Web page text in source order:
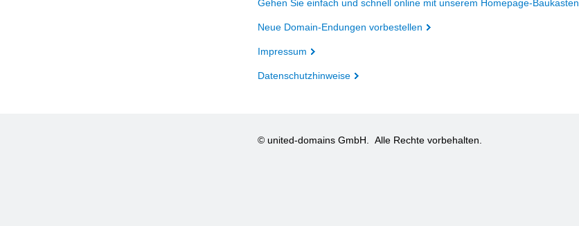
Gehen Sie einfach und schnell online mit unserem Homepage-Baukasten
Neue Domain-Endungen vorbestellen
Impressum
Datenschutzhinweise
© united-domains GmbH. Alle Rechte vorbehalten.